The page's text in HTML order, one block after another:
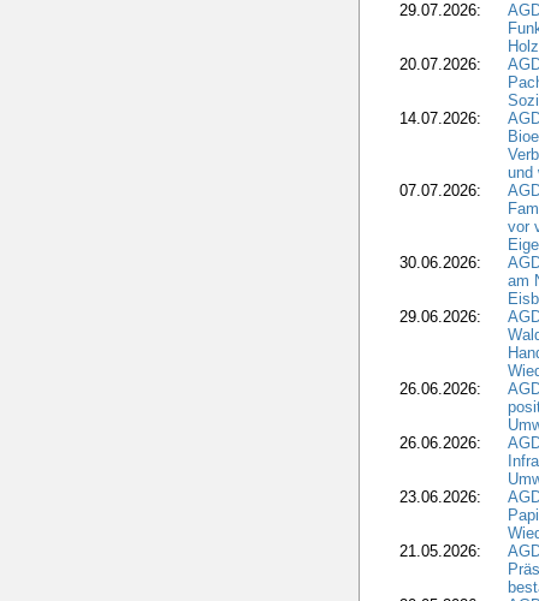
29.07.2026:
20.07.2026:
14.07.2026:
und
07.07.2026:
vor
30.06.2026:
am
29.06.2026:
26.06.2026:
26.06.2026:
23.06.2026:
21.05.2026: